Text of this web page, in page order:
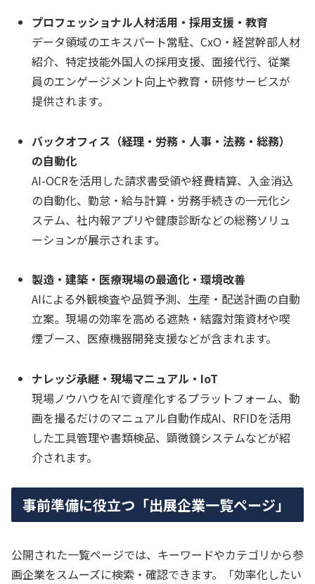
プロフェッショナル人材活用・採用支援・教育
データ領域のエキスパート常駐、CxO・経営幹部人材
紹介、特定技能外国人の採用支援、面接代行、従業
員のエンゲージメント向上や教育・研修サービスが
提供されます。
バックオフィス（経理・労務・人事・法務・総務）
の自動化
AI-OCRを活用した請求書受領や経費精算、入金消込
の自動化、勤怠・給与計算・労務手続きの一元化シ
ステム、社内報アプリや健康診断などの総務ソリュ
ーションが展示されます。
製造・建築・医療現場の最適化・環境改善
AIによる外観検査や品質予測、生産・配送計画の自動
立案。現場の効率を高める遮熱・結露対策資材や喫
煙ブース、医療機器開発支援などが含まれます。
ナレッジ承継・現場マニュアル・IoT
現場ノウハウをAIで資産化するプラットフォーム、動
画を撮るだけのマニュアル自動作成AI、RFIDを活用
した工具管理や書類検品、顕微鏡システムなどが紹
介されます。
事前準備に役立つ「出展企業一覧ページ」
公開された一覧ページでは、キーワードやカテゴリから参
画企業をスムーズに検索・確認できます。「効率化したい